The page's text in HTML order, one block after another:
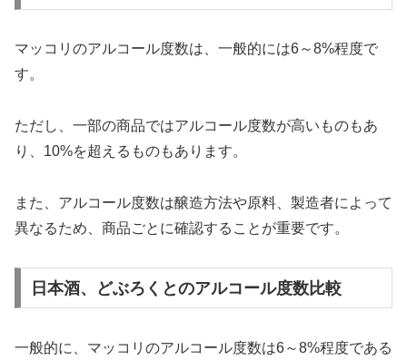
マッコリのアルコール度数は、一般的には6～8%程度で
す。
ただし、一部の商品ではアルコール度数が高いものもあ
り、10%を超えるものもあります。
また、アルコール度数は醸造方法や原料、製造者によって
異なるため、商品ごとに確認することが重要です。
日本酒、どぶろくとのアルコール度数比較
一般的に、マッコリのアルコール度数は6～8%程度である